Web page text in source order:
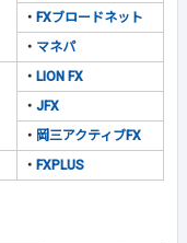
・ FXブロードネット
・ マネパ
・ LION FX
・ JFX
・ 岡三アクティブFX
・ FXPLUS